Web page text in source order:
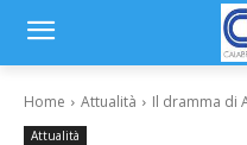
Home Attualità Il dramma di
Attualità